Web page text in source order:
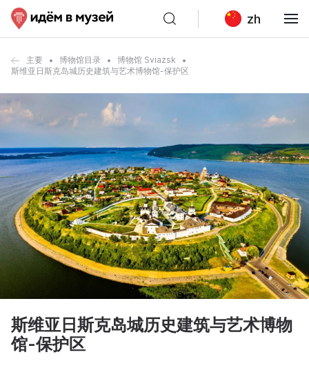
zh
主要 博物馆目录
博物馆 Sviazsk
斯维亚日斯克岛城历史建筑与艺术博物馆-保护区
斯维亚日斯克岛城历史建筑与艺术博物
馆-保护区